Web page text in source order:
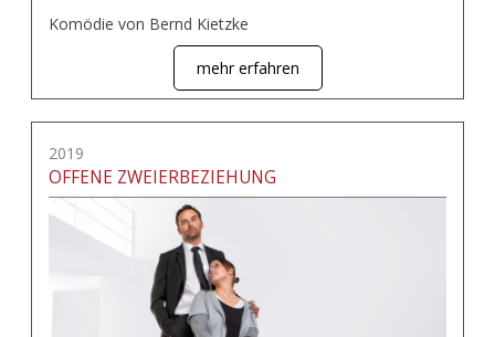
Komödie von Bernd Kietzke
mehr erfahren
2019
OFFENE ZWEIERBEZIEHUNG